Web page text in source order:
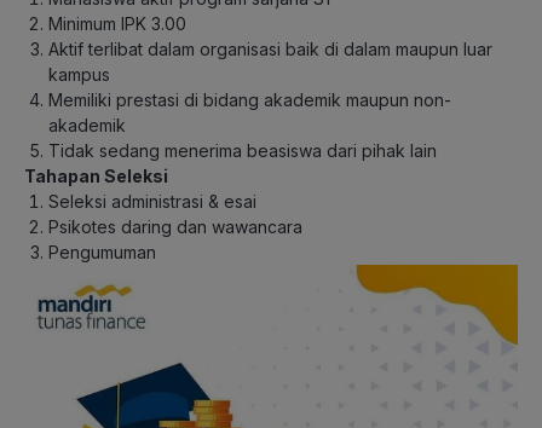
Minimum IPK 3.00
Aktif terlibat dalam organisasi baik di dalam maupun luar
kampus
Memiliki prestasi di bidang akademik maupun non-
akademik
Tidak sedang menerima beasiswa dari pihak lain
Tahapan Seleksi
Seleksi administrasi & esai
Psikotes daring dan wawancara
Pengumuman